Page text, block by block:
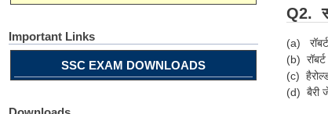
Q2.
(a)
(b)
(c)
(d) बैरी
Important Links
SSC EXAM DOWNLOADS